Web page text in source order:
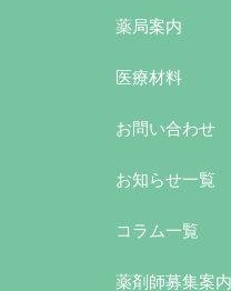
薬局案内
医療材料
お問い合わせ
お知らせ一覧
コラム一覧
薬剤師募集案内